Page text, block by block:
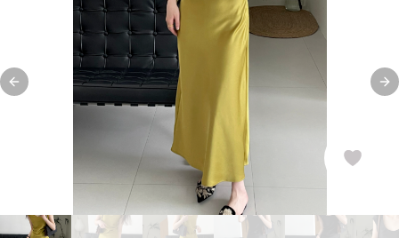
Previous slide